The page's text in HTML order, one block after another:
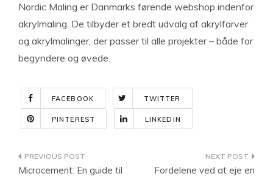
Nordic Maling er Danmarks førende webshop indenfor
akrylmaling. De tilbyder et bredt udvalg af akrylfarver
og akrylmalinger, der passer til alle projekter – både for
begyndere og øvede.
FACEBOOK TWITTER
PINTEREST LINKEDIN
Indlægsnavigation
Microcement: En guide til
Fordelene ved at eje en